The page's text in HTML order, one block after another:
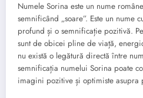
Numele Sorina este un nume
semnificând „soare”. Este un nume
profund și o semnificație pozitivă.
sunt de obicei pline de viață,
nu există o legătură directă între
semnificația numelui Sorina poate
imagini pozitive și optimiste asupra